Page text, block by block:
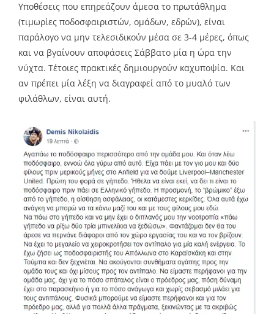
Υποθέσεις που επηρεάζουν άμεσα το πρωτάθλημα
(τιμωρίες ποδοσφαιριστών, ομάδων, εδρών), είναι
παράλογο να μην τελεσιδικούν μέσα σε 3-4 μέρες, όπως
και να βγαίνουν αποφάσεις Σάββατο μία η ώρα την
νύχτα. Τέτοιες πρακτικές δημιουργούν καχυποψία. Και
αν πρέπει μία λέξη να διαγραφεί από το μυαλό των
φιλάθλων, είναι αυτή.